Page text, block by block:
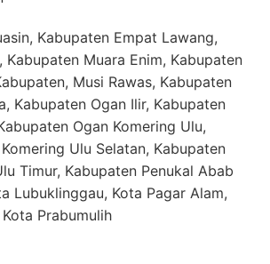
Kabupaten Empat Lawang,
Kabupaten Muara Enim, Kabupaten
Musi Rawas, Kabupaten
Kabupaten Ogan Ilir, Kabupaten
Ogan Komering Ulu,
Ulu Selatan, Kabupaten
Timur, Kabupaten Penukal Abab
Lubuklinggau, Kota Pagar Alam,
Prabumulih